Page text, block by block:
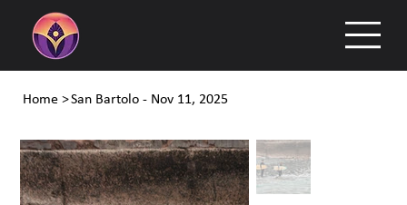
Home >San Bartolo - Nov 11, 2025